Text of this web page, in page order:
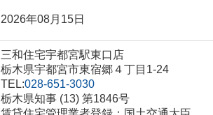
2026年08月15日
三和住宅宇都宮駅東口店
栃木県宇都宮市東宿郷４丁目1-24
TEL:028-651-3030
栃木県知事 (13) 第1846号